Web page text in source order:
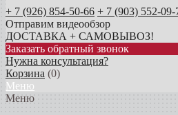
+ 7 (926) 854-50-66 + 7 (903) 552-09-
Отправим видеообзор
ДОСТАВКА + САМОВЫВОЗ!
Заказать обратный звонок
Нужна консультация?
Корзина (0)
Меню
Меню